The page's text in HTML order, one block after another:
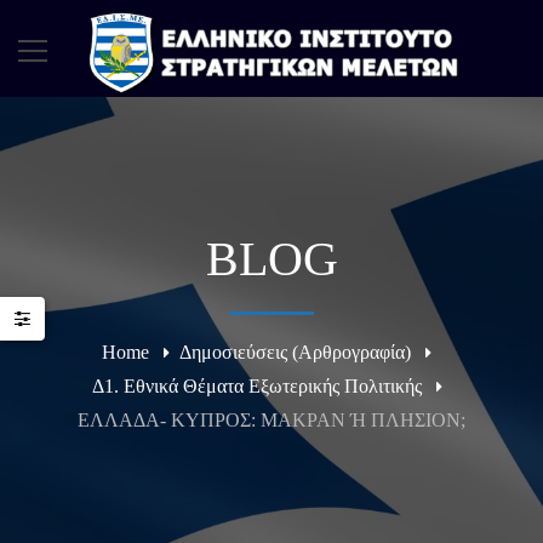
BLOG
Home
Δημοσιεύσεις (Αρθρογραφία)
Δ1. Εθνικά Θέματα Εξωτερικής Πολιτικής
ΕΛΛΑΔΑ- ΚΥΠΡΟΣ: ΜΑΚΡΑΝ Ή ΠΛΗΣΙΟΝ;